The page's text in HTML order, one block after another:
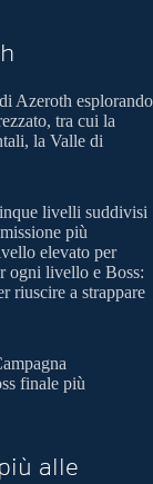
Azeroth esplorando
tra cui la
la Valle di
livelli suddivisi
più
elevato per
ogni livello e Boss:
riuscire a strappare
finale più
alle